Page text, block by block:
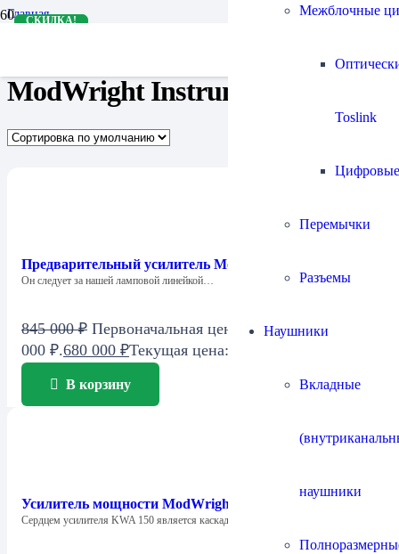
Межблочные
Toslink
Цифровые
Перемычки
Разъемы
Наушники
Вкладные
наушники
Главная
ModWright Instruments
СКИДКА!
Предварительный усилитель ModWright LS 36.5 DM
Он следует за нашей ламповой линейкой…
845 000₽ Первоначальная цена составляла 845
000 ₽.680 000 ₽Текущая цена: 680 000 ₽.
В корзину
СКИДКА!
Усилитель мощности ModWright KWA 150SE
Сердцем усилителя KWA 150 является каскад…